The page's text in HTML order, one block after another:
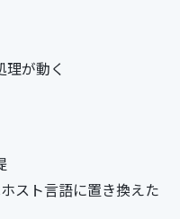
理が動く
スト言語に置き換えた